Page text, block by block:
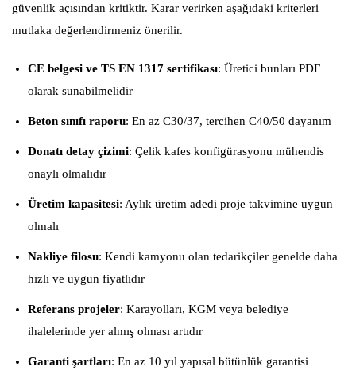
güvenlik açısından kritiktir. Karar verirken aşağıdaki kriterleri
mutlaka değerlendirmeniz önerilir.
CE belgesi ve TS EN 1317 sertifikası: Üretici bunları PDF
olarak sunabilmelidir
Beton sınıfı raporu: En az C30/37, tercihen C40/50 dayanım
Donatı detay çizimi: Çelik kafes konfigürasyonu mühendis
onaylı olmalıdır
Üretim kapasitesi: Aylık üretim adedi proje takvimine uygun
olmalı
Nakliye filosu: Kendi kamyonu olan tedarikçiler genelde daha
hızlı ve uygun fiyatlıdır
Referans projeler: Karayolları, KGM veya belediye
ihalelerinde yer almış olması artıdır
Garanti şartları: En az 10 yıl yapısal bütünlük garantisi